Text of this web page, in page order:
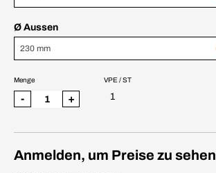
Ø Aussen
230 mm
VPE / ST
1
Menge
- +
Anmelden, um Preise zu sehen